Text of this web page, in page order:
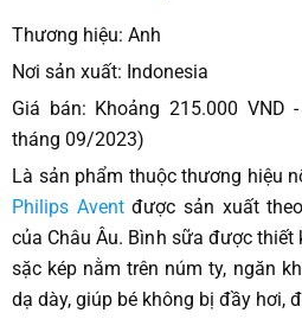
Thương hiệu: Anh
Nơi sản xuất: Indonesia
Giá bán: Khoảng 215.000 VND
tháng 09/2023)
Là sản phẩm thuộc thương hiệu
Philips Aventđược sản xuất
của Châu Âu. Bình sữa được thiết
sặc kép nằm trên núm ty, ngăn
dạ dày, giúp bé không bị đầy hơi,